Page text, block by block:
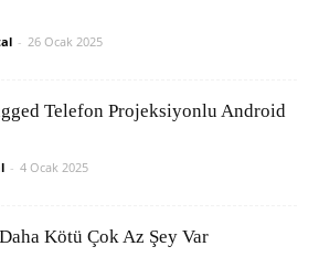
- 26 Ocak 2025
Telefon Projeksiyonlu Android
- 4 Ocak 2025
Kötü Çok Az Şey Var